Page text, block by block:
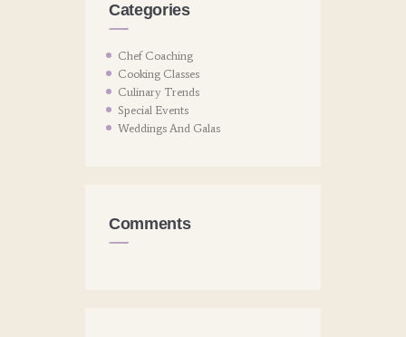
Categories
Chef Coaching
Cooking Classes
Culinary Trends
Special Events
Weddings And Galas
Comments